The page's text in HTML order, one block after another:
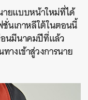
ายแบบหน้าใหม่ที่ได้
นเกาหลีใต้ในตอนนี้
อนมีนาคมปีที่แล้ว
างเข้าสู่วงการนาย